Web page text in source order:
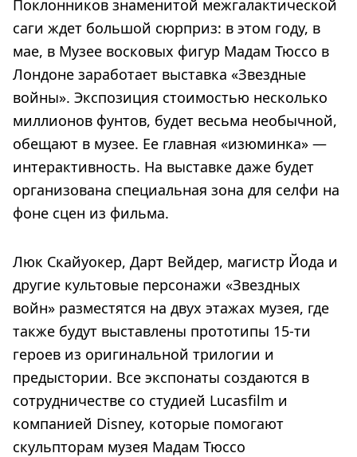
Поклонников знаменитой межгалактической
саги ждет большой сюрприз: в этом году, в
мае, в Музее восковых фигур Мадам Тюссо в
Лондоне заработает выставка «Звездные
войны». Экспозиция стоимостью несколько
миллионов фунтов, будет весьма необычной,
обещают в музее. Ее главная «изюминка» —
интерактивность. На выставке даже будет
организована специальная зона для селфи на
фоне сцен из фильма.
Люк Скайуокер, Дарт Вейдер, магистр Йода и
другие культовые персонажи «Звездных
войн» разместятся на двух этажах музея, где
также будут выставлены прототипы 15-ти
героев из оригинальной трилогии и
предыстории. Все экспонаты создаются в
сотрудничестве со студией Lucasfilm и
компанией Disney, которые помогают
скульпторам музея Мадам Тюссо